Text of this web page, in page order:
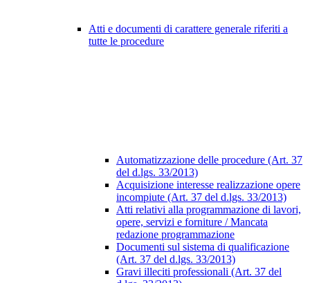
Atti e documenti di carattere generale riferiti a
tutte le procedure
Automatizzazione delle procedure (Art. 37
del d.lgs. 33/2013)
Acquisizione interesse realizzazione opere
incompiute (Art. 37 del d.lgs. 33/2013)
Atti relativi alla programmazione di lavori,
opere, servizi e forniture / Mancata
redazione programmazione
Documenti sul sistema di qualificazione
(Art. 37 del d.lgs. 33/2013)
Gravi illeciti professionali (Art. 37 del